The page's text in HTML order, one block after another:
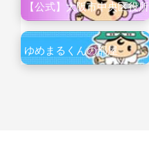
【公式】大阪市中央区役所
ゆめまるくんの部屋